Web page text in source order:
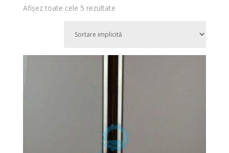
Afișez toate cele 5 rezultate